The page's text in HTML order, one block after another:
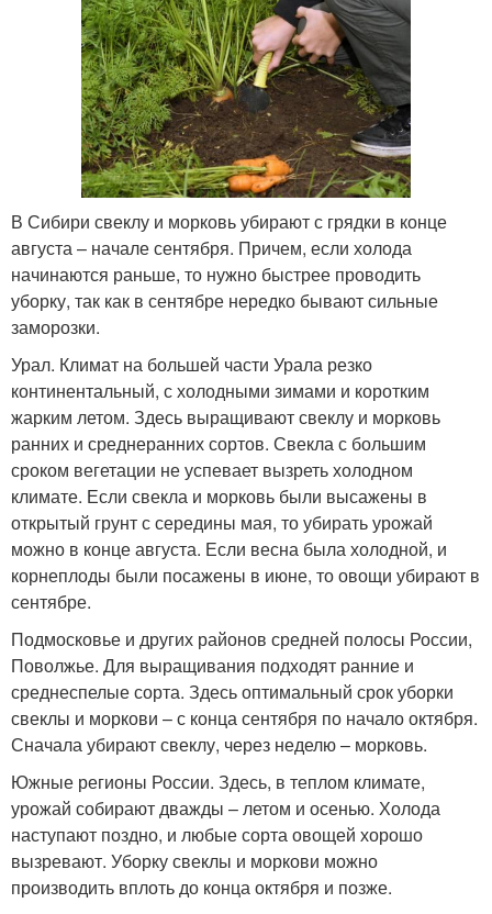
В Сибири свеклу и морковь убирают с грядки в конце
августа – начале сентября. Причем, если холода
начинаются раньше, то нужно быстрее проводить
уборку, так как в сентябре нередко бывают сильные
заморозки.
Урал. Климат на большей части Урала резко
континентальный, с холодными зимами и коротким
жарким летом. Здесь выращивают свеклу и морковь
ранних и среднеранних сортов. Свекла с большим
сроком вегетации не успевает вызреть холодном
климате. Если свекла и морковь были высажены в
открытый грунт с середины мая, то убирать урожай
можно в конце августа. Если весна была холодной, и
корнеплоды были посажены в июне, то овощи убирают в
сентябре.
Подмосковье и других районов средней полосы России,
Поволжье. Для выращивания подходят ранние и
среднеспелые сорта. Здесь оптимальный срок уборки
свеклы и моркови – с конца сентября по начало октября.
Сначала убирают свеклу, через неделю – морковь.
Южные регионы России. Здесь, в теплом климате,
урожай собирают дважды – летом и осенью. Холода
наступают поздно, и любые сорта овощей хорошо
вызревают. Уборку свеклы и моркови можно
производить вплоть до конца октября и позже.